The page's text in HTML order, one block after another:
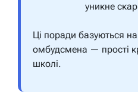
уникне
Ці поради базуються
омбудсмена — прості
школі.